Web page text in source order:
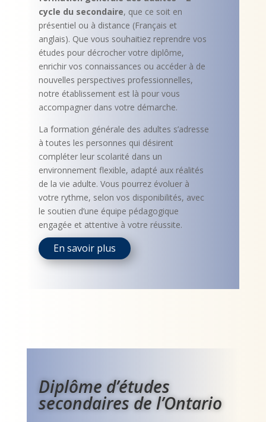
cycle du secondaire, que ce soit en
présentiel ou à distance (Français et
anglais). Que vous souhaitiez reprendre vos
études pour décrocher votre diplôme,
enrichir vos connaissances ou accéder à de
nouvelles perspectives professionnelles,
notre établissement est là pour vous
accompagner dans votre démarche.
La formation générale des adultes s’adresse
à toutes les personnes qui désirent
compléter leur scolarité dans un
environnement flexible, adapté aux réalités
de la vie adulte. Vous pourrez évoluer à
votre rythme, selon vos disponibilités, avec
le soutien d’une équipe pédagogique
engagée et attentive à votre réussite.
En savoir plus
Diplôme d’études
secondaires de l’Ontario